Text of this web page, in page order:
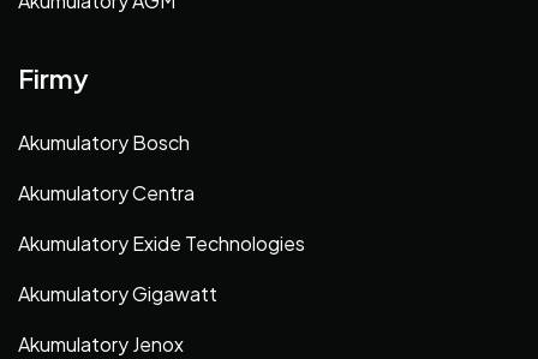
Firmy
Akumulatory Bosch
Akumulatory Centra
Akumulatory Exide Technologies
Akumulatory Gigawatt
Akumulatory Jenox